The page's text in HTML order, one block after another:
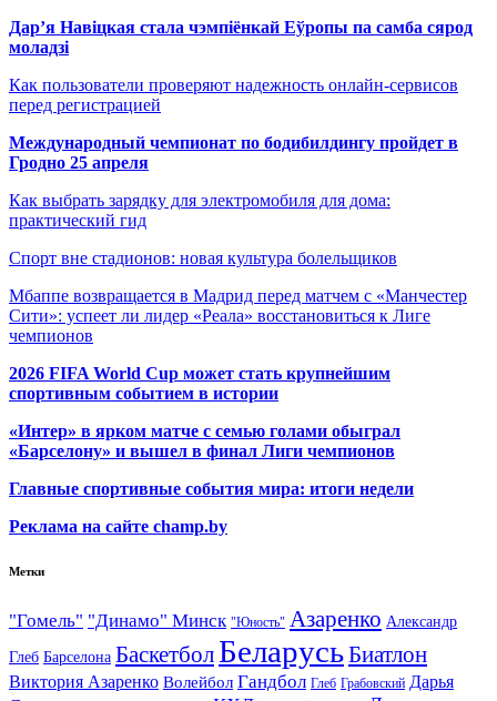
Дар’я Навіцкая стала чэмпіёнкай Еўропы па самба сярод
моладзі
Как пользователи проверяют надежность онлайн-сервисов
перед регистрацией
Международный чемпионат по бодибилдингу пройдет в
Гродно 25 апреля
Как выбрать зарядку для электромобиля для дома:
практический гид
Спорт вне стадионов: новая культура болельщиков
Мбаппе возвращается в Мадрид перед матчем с «Манчестер
Сити»: успеет ли лидер «Реала» восстановиться к Лиге
чемпионов
2026 FIFA World Cup может стать крупнейшим
спортивным событием в истории
«Интер» в ярком матче с семью голами обыграл
«Барселону» и вышел в финал Лиги чемпионов
Главные спортивные события мира: итоги недели
Реклама на сайте champ.by
Метки
"Гомель" "Динамо" Минск "Юность" Азаренко Александр
Глеб Барселона Баскетбол БеларусьБиатлон
Виктория Азаренко Волейбол Гандбол Глеб Грабовский Дарья